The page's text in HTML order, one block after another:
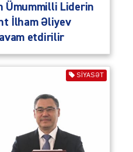
Ümummilli Liderin
İlham Əliyev
etdirilir
SIYASƏT